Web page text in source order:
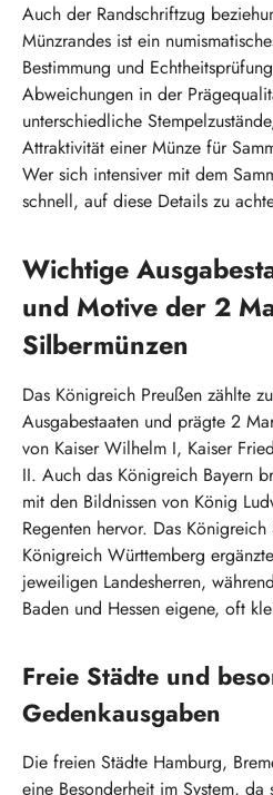
Auch der Randschriftzug
Münzrandes ist ein
Bestimmung und
Abweichungen in der
unterschiedliche
Attraktivität einer Münze für
Wer sich intensiver mit dem
schnell, auf diese Details zu
Wichtige
und Motive der 2
Silbermünzen
Das Königreich Preußen zählte
Ausgabestaaten und prägte 2
von Kaiser Wilhelm I, Kaiser
II. Auch das Königreich Bayern
mit den Bildnissen von König
Regenten hervor. Das
Königreich Württemberg
jeweiligen Landesherren,
Baden und Hessen eigene, oft
Freie Städte und
Gedenkausgaben
Die freien Städte Hamburg,
eine Besonderheit im System, da